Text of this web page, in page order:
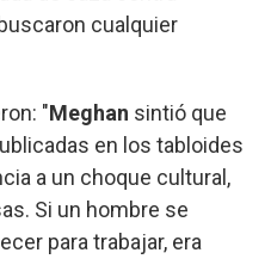
cualquier
"Meghan sintió que
en los tabloides
a un choque cultural,
Si un hombre se
para trabajar, era